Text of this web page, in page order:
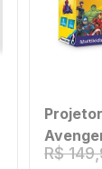
R$ 149,